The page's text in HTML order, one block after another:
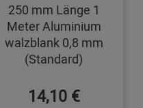
250 mm Länge 1
Meter Aluminium
walzblank 0,8 mm
(Standard)
14,10 €